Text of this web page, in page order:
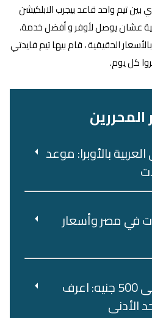
تيم واحد قاعد بيجرب الابلكيشن
عشان يوصل لأوفر و أفضل خدمة،
الحقيقية ، قام بيها تيم فايدتي
كل يوم.
المحررين
بالأوبرا: موعد
في مصر وأسعار
حساب جاري بحد أدنى 500 جنيه: اعرف